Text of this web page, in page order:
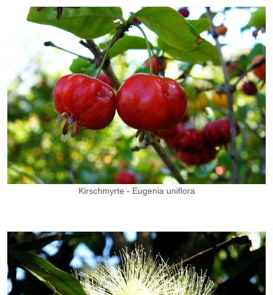
Kirschmyrte - Eugenia uniflora